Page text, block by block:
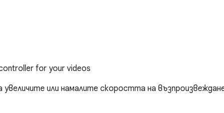
for your videos
или намалите скоростта на